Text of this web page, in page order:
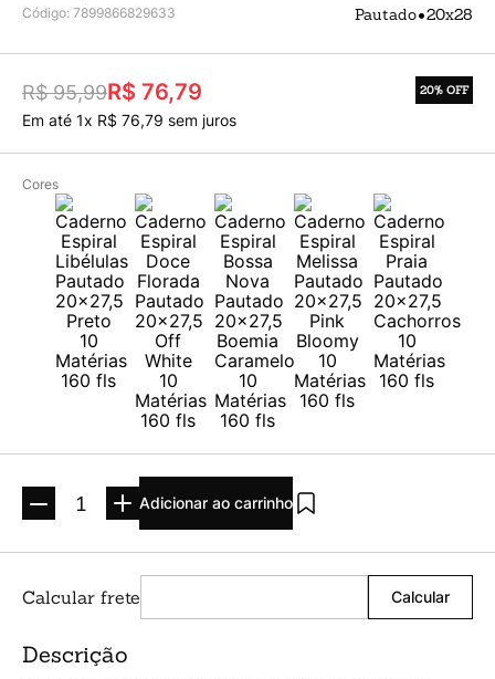
Código: 7899866829633 Pautado•20x28
R$ 95,99R$ 76,79
Em até 1x R$ 76,79 sem juros
20% OFF
Cores
Adicionar ao carrinho
Descrição